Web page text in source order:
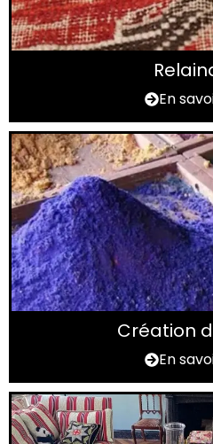
En
Création
En